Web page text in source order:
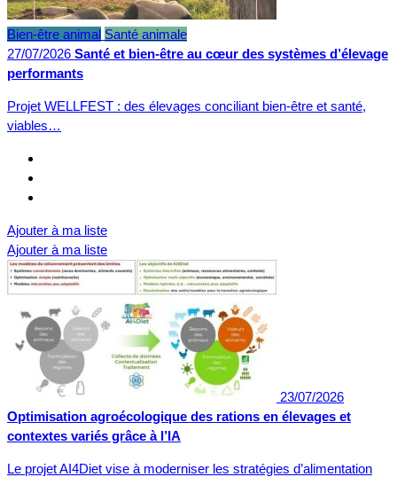
Bien-être animal Santé animale
27/07/2026 Santé et bien-être au cœur des systèmes d’élevage
performants
Projet WELLFEST : des élevages conciliant bien-être et santé,
viables…
Ajouter à ma liste
Ajouter à ma liste
23/07/2026
Optimisation agroécologique des rations en élevages et
contextes variés grâce à l’IA
Le projet AI4Diet vise à moderniser les stratégies d’alimentation